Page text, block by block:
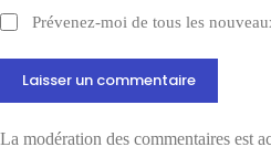
Prévenez-moi de tous les
Laisser un commentaire
La modération des commentaires est